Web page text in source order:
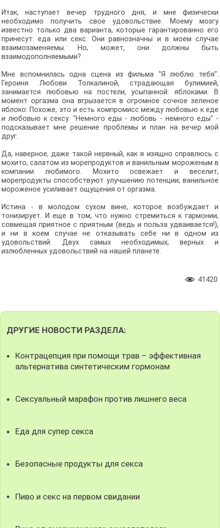
Итак, наступает вечер трудного дня, и мне физически
необходимо получить свое удовольствие. Моему мозгу
известно только два варианта, которые гарантированно его
принесут: еда или секс. Они равнозначны и в моем случае
взаимозаменяемы. Но, может, они должны быть
взаимодополняемыми?
Мне вспомнилась одна сцена из фильма "Я люблю тебя".
Героиня Любови Толкалиной, страдающая булимией,
занимается любовью на постели, усыпанной: яблоками. В
момент оргазма она вгрызается в огромное сочное зеленое
яблоко: Похоже, это и есть компромисс между любовью к еде
и любовью к сексу. "Немного еды - любовь - немного еды" -
подсказывает мне решение проблемы и план на вечер мой
друг.
Да, наверное, даже такой нервный, как я изящно справлюсь с
мохито, салатом из морепродуктов и ванильным мороженым в
компании любимого. Мохито освежает и веселит,
морепродукты способствуют улучшению потенции, ванильное
мороженое усиливает ощущения от оргазма.
Истина - в молодом сухом вине, которое возбуждает и
тонизирует. И еще в том, что нужно стремиться к гармонии,
совмещая приятное с приятным (ведь и польза удваивается!),
и ни в коем случае не отказывать себе ни в одном из
удовольствий. Двух самых необходимых, верных и
излюбленных удовольствий на нашей планете.
41420
ДРУГИЕ НОВОСТИ РАЗДЕЛА:
Контрацепция при помощи трав – эффективная
альтернатива синтетическим гормонам
Сексуальный марафон против лишнего веса
Еда для супер секса
Безопасные продукты для секса
Пиво и секс на первом свидании